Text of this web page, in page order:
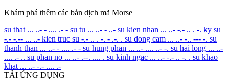
Khám phá thêm các bản dịch mã Morse
su that ... ..- - .... .- - su tu ... ..- - ..- su kien nhan ... ..- -.- .. . -. ky su
-.- -.-- ... ..- kien truc su -.- .. . -. - .-. . su dong cam ... ..- -.. --- -. su
thanh than ... ..- - .... .- - su hung phan ... ..- .... ..- -. su hai long ... ..-
.... .- .. su phan no ... ..- .--. .... . su kinh ngac ... ..- -.- .. -. . su khao
khat ... ..- -.- .... .-
TẢI ỨNG DỤNG